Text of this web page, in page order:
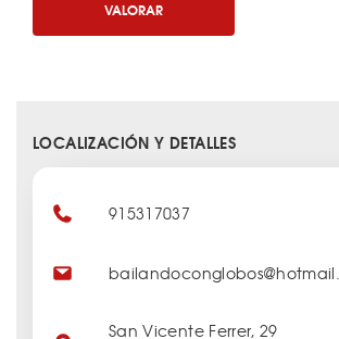
VALORAR
LOCALIZACIÓN Y DETALLES
915317037
San Vicente Ferrer, 29